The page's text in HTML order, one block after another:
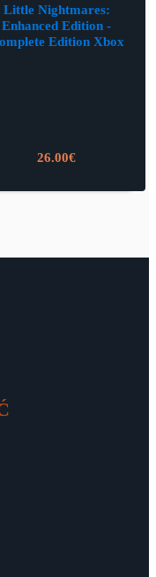
Little Nightmares:
Enhanced Edition -
Edition Xbox
26.00€